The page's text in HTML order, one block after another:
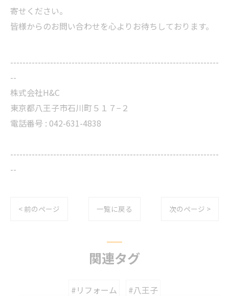
寄せください。
皆様からのお問い合わせを心よりお待ちしております。
--------------------------------------------------------------------
--
株式会社H&C
東京都八王子市石川町５１７−２
電話番号 : 042-631-4838
--------------------------------------------------------------------
--
< 前のページ 一覧に戻る 次のページ >
関連タグ
#リフォーム #八王子